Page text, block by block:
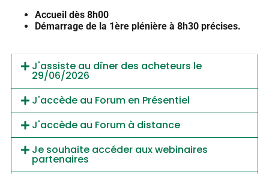
Accueil dès 8h00
Démarrage de la 1ère plénière à 8h30 précises.
J'assiste au dîner des acheteurs le
29/06/2026
J'accède au Forum en Présentiel
J'accède au Forum à distance
Je souhaite accéder aux webinaires
partenaires